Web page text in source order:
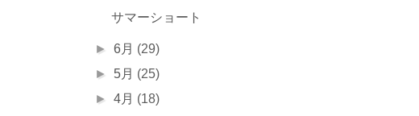
サマーショート
►6月 (29)
► 5月 (25)
►4月 (18)